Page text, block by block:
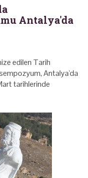
Antalya'da
edilen Tarih
Antalya'da
tarihlerinde